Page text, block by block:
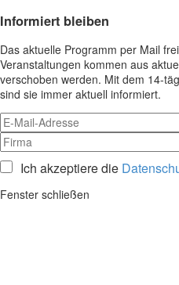
Informiert bleiben
Das aktuelle Programm per Mail
Veranstaltungen kommen aus
verschoben werden. Mit dem 14-
sind sie immer aktuell informiert.
Ich akzeptiere die
Fenster schließen